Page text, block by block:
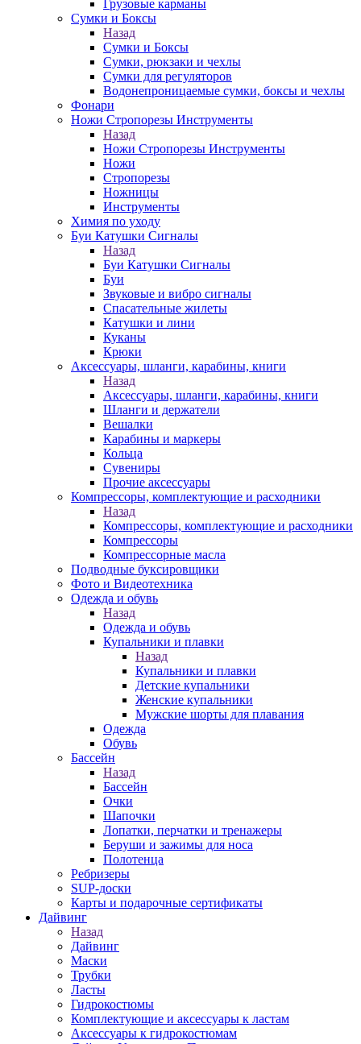
Грузовые карманы
Сумки и Боксы
Назад
Сумки и Боксы
Сумки, рюкзаки и чехлы
Сумки для регуляторов
Водонепроницаемые сумки, боксы и чехлы
Фонари
Ножи Стропорезы Инструменты
Назад
Ножи Стропорезы Инструменты
Ножи
Стропорезы
Ножницы
Инструменты
Химия по уходу
Буи Катушки Сигналы
Назад
Буи Катушки Сигналы
Буи
Звуковые и вибро сигналы
Спасательные жилеты
Катушки и лини
Куканы
Крюки
Аксессуары, шланги, карабины, книги
Назад
Аксессуары, шланги, карабины, книги
Шланги и держатели
Вешалки
Карабины и маркеры
Кольца
Сувениры
Прочие аксессуары
Компрессоры, комплектующие и расходники
Назад
Компрессоры, комплектующие и расходники
Компрессоры
Компрессорные масла
Подводные буксировщики
Фото и Видеотехника
Одежда и обувь
Назад
Одежда и обувь
Купальники и плавки
Назад
Купальники и плавки
Детские купальники
Женские купальники
Мужские шорты для плавания
Одежда
Обувь
Бассейн
Назад
Бассейн
Очки
Шапочки
Лопатки, перчатки и тренажеры
Беруши и зажимы для носа
Полотенца
Ребризеры
SUP-доски
Карты и подарочные сертификаты
Дайвинг
Назад
Дайвинг
Маски
Трубки
Ласты
Гидрокостюмы
Комплектующие и аксессуары к ластам
Аксессуары к гидрокостюмам